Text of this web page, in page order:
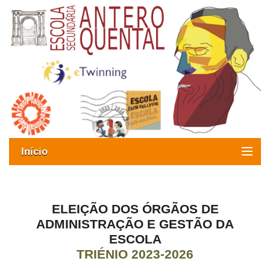
Início
Oferta formativa
SIGE
ESAQ sem Bullying
ELEIÇÃO DOS ÓRGÃOS DE
ADMINISTRAÇÃO E GESTÃO DA
ESCOLA
TRIÉNIO 2023-2026